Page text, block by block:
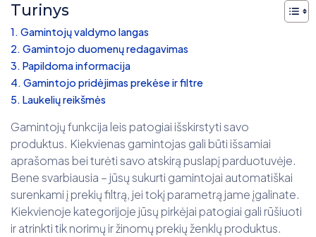
Turinys
Gamintojų valdymo langas
Gamintojo duomenų redagavimas
Papildoma informacija
Gamintojo pridėjimas prekėse ir filtre
Laukelių reikšmės
Gamintojų funkcija leis patogiai išskirstyti savo
produktus. Kiekvienas gamintojas gali būti išsamiai
aprašomas bei turėti savo atskirą puslapį parduotuvėje.
Bene svarbiausia – jūsų sukurti gamintojai automatiškai
surenkami į prekių filtrą, jei tokį parametrą jame įgalinate.
Kiekvienoje kategorijoje jūsų pirkėjai patogiai gali rūšiuoti
ir atrinkti tik norimų ir žinomų prekių ženklų produktus.